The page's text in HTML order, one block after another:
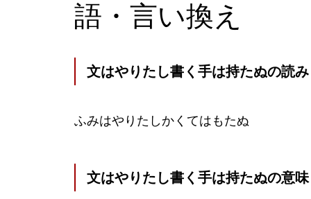
語・言い換え
文はやりたし書く手は持たぬの読
ふみはやりたしかくてはもたぬ
文はやりたし書く手は持たぬの意味